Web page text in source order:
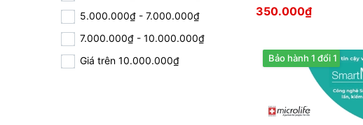
5.000.000₫ - 7.000.000₫
7.000.000₫ - 10.000.000₫
Giá trên 10.000.000₫
350.000₫
Bảo hành 1 đổi 1